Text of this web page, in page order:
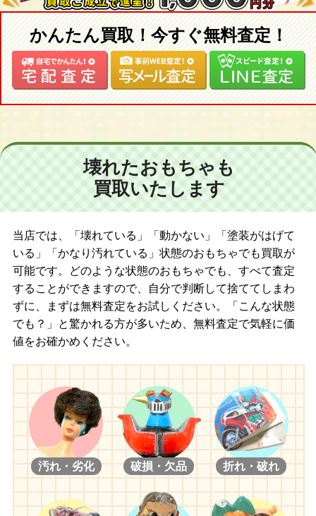
飛影 リアルアクションロボット ギガブレイン
飛影 クリアーVer. リアルアクションロボット ギガブレイン
飛影 ブラックVer. リアルアクションロボット ギガブレイン
かんたん買取！今すぐ無料査定！
壊れたおもちゃも
買取いたします
当店では、「壊れている」「動かない」「塗装がはげて
いる」「かなり汚れている」状態のおもちゃでも買取が
可能です。どのような状態のおもちゃでも、すべて査定
することができますので、自分で判断して捨ててしまわ
ずに、まずは無料査定をお試しください。「こんな状態
でも？」と驚かれる方が多いため、無料査定で気軽に価
値をお確かめください。
汚れ・劣化 破損・欠品 折れ・破れ